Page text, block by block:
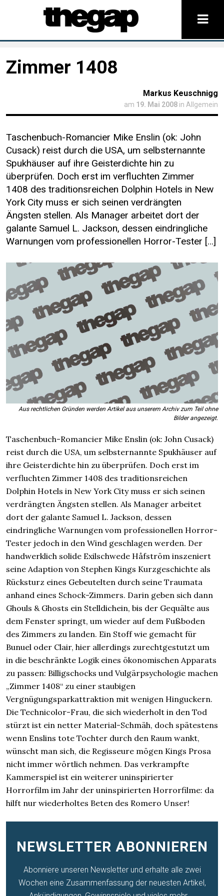
Zimmer 1408
Markus Keuschnigg
am 19. Mai 2008 in Allgemein
Taschenbuch-Romancier Mike Enslin (ok: John
Cusack) reist durch die USA, um selbsternannte
Spukhäuser auf ihre Geisterdichte hin zu
überprüfen. Doch erst im verfluchten Zimmer
1408 des traditionsreichen Dolphin Hotels in New
York City muss er sich seinen verdrängten
Ängsten stellen. Als Manager arbeitet dort der
galante Samuel L. Jackson, dessen eindringliche
Warnungen vom professionellen Horror-Tester […]
Aus rechtlichen Gründen werden Artikel aus unserem Archiv zum Teil ohne
Bilder angezeigt.
Taschenbuch-Romancier Mike Enslin (ok: John Cusack)
reist durch die USA, um selbsternannte Spukhäuser auf
ihre Geisterdichte hin zu überprüfen. Doch erst im
verfluchten Zimmer 1408 des traditionsreichen
Dolphin Hotels in New York City muss er sich seinen
verdrängten Ängsten stellen. Als Manager arbeitet
dort der galante Samuel L. Jackson, dessen
eindringliche Warnungen vom professionellen Horror-
Tester jedoch in den Wind geschlagen werden. Der
handwerklich solide Exilschwede Håfström inszeniert
seine Adaption von Stephen Kings Kurzgeschichte als
Rücksturz eines Gebeutelten durch seine Traumata
anhand eines Schock-Zimmers. Darin geben sich dann
Ghouls & Ghosts ein Stelldichein, bis der Gequälte aus
dem Fenster springt, um wieder auf dem Fußboden
des Zimmers zu landen. Ein Stoff wie gemacht für
Bunuel oder Clair, hier allerdings zurechtgestutzt um
in die beschränkte Logik eines ökonomischen Apparats
zu passen: Billigschocks und Vulgärpsychologie machen
„Zimmer 1408“ zu einer staubigen
Vergnügungsparkattraktion mit wenigen Hinguckern.
Die Technicolor-Frau, die sich wiederholt in den Tod
stürzt ist ein netter Material-Schmäh, doch spätestens
wenn Enslins tote Tochter durch den Raum wankt,
wünscht man sich, die Regisseure mögen Kings Prosa
nicht immer wörtlich nehmen. Das verkrampfte
Kammerspiel ist ein weiterer uninspirierter
Horrorfilm im Jahr der uninspirierten Horrorfilme: da
hilft nur wiederholtes Beten des Romero Unser!
NEWSLETTER ABONNIEREN
Abonniere unseren Newsletter und erhalte alle zwei
Wochen eine Zusammenfassung der neuesten Artikel,